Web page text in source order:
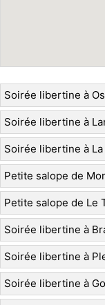
Soirée libertine à
Soirée libertine à
Soirée libertine à
Petite salope de
Petite salope de Le
Soirée libertine à
Soirée libertine à
Soirée libertine à